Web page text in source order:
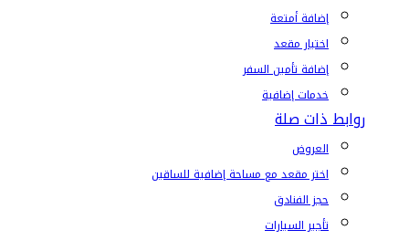
إضافة أمتعة
اختيار مقعد
إضافة تأمين السفر
خدمات إضافية
روابط ذات صلة
العروض
اختر مقعد مع مساحة إضافية للساقين
حجز الفنادق
تأجير السيارات